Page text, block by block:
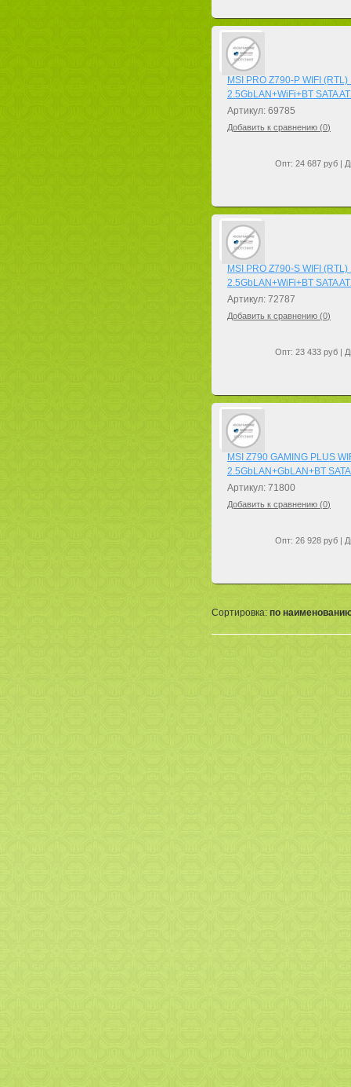
MSI PRO Z790-P WIFI
2.5GbLAN+WiFi+BT SATA
Артикул: 69785
Добавить к сравнению (0)
Опт: 24 687 руб |
MSI PRO Z790-S WIFI
2.5GbLAN+WiFi+BT SATA
Артикул: 72787
Добавить к сравнению (0)
Опт: 23 433 руб |
MSI Z790 GAMING PLUS
2.5GbLAN+GbLAN+BT
Артикул: 71800
Добавить к сравнению (0)
Опт: 26 928 руб |
Сортировка: по